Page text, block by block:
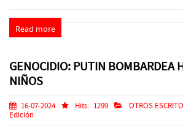
Read more
GENOCIDIO: PUTIN BOMBARDEA
NIÑOS
16-07-2024 Hits: 1299 OTROS
Edición